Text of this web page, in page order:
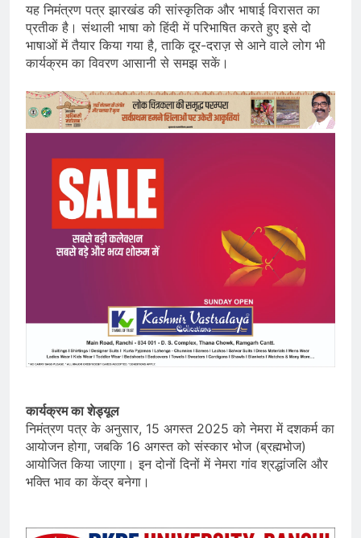
यह निमंत्रण पत्र झारखंड की सांस्कृतिक और भाषाई विरासत का
प्रतीक है। संथाली भाषा को हिंदी में परिभाषित करते हुए इसे दो
भाषाओं में तैयार किया गया है, ताकि दूर-दराज़ से आने वाले लोग भी
कार्यक्रम का विवरण आसानी से समझ सकें।
कार्यक्रम का शेड्यूल
निमंत्रण पत्र के अनुसार, 15 अगस्त 2025 को नेमरा में दशकर्म का
आयोजन होगा, जबकि 16 अगस्त को संस्कार भोज (ब्रह्मभोज)
आयोजित किया जाएगा। इन दोनों दिनों में नेमरा गांव श्रद्धांजलि और
भक्ति भाव का केंद्र बनेगा।